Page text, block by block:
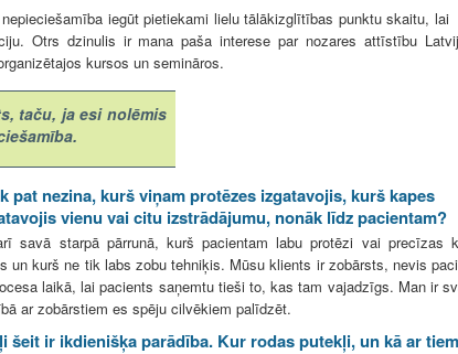
iegūt pietiekami lielu tālākizglītības punktu skaitu,
Otrs dzinulis ir mana paša interese par nozares attīstību
kursos un semināros.
taču, ja esi nolēmis
pat nezina, kurš viņam protēzes izgatavojis, kurš kapes
vienu vai citu izstrādājumu, nonāk līdz pacientam?
savā starpā pārrunā, kurš pacientam labu protēzi vai precīzas
un kurš ne tik labs zobu tehniķis. Mūsu klients ir zobārsts, nevis
laikā, lai pacients saņemtu tieši to, kas tam vajadzīgs. Man ir
ar zobārstiem es spēju cilvēkiem palīdzēt.
šeit ir ikdienišķa parādība. Kur rodas putekļi, un kā ar tiem